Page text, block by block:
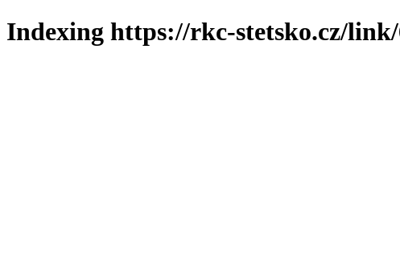
Indexing https://rkc-stetsko.cz/link/